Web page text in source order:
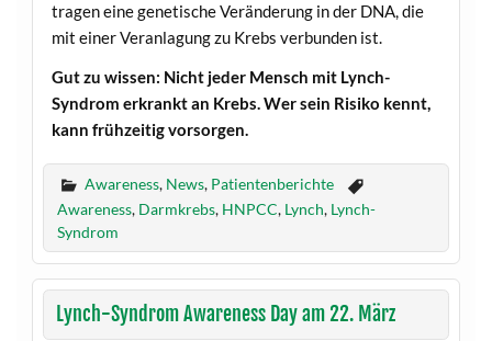
tragen eine genetische Veränderung in der DNA, die
mit einer Veranlagung zu Krebs verbunden ist.
Gut zu wissen: Nicht jeder Mensch mit Lynch-
Syndrom erkrankt an Krebs. Wer sein Risiko kennt,
kann frühzeitig vorsorgen.
Awareness, News, Patientenberichte
Awareness, Darmkrebs, HNPCC, Lynch, Lynch-
Syndrom
Lynch-Syndrom Awareness Day am 22. März